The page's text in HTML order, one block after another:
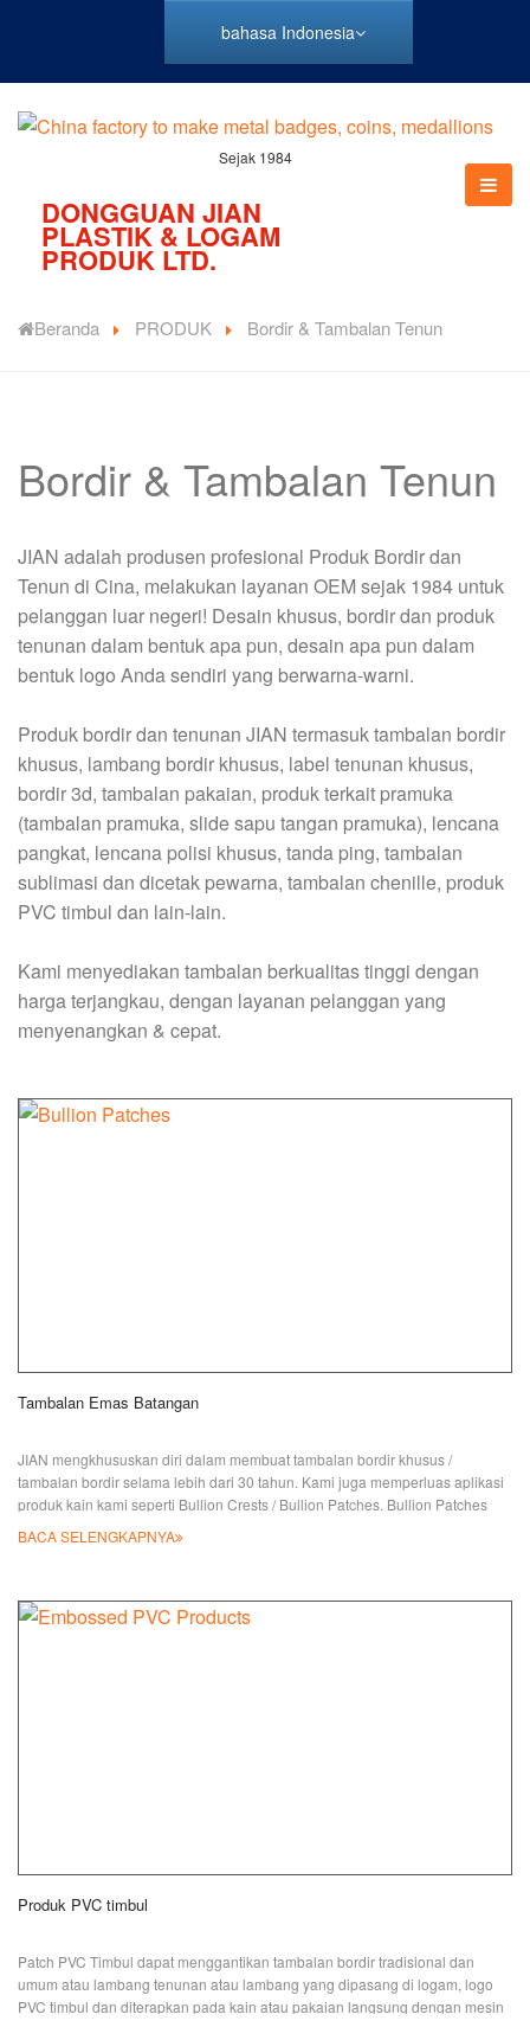
bahasa Indonesia
Sejak 1984
DONGGUAN JIAN
PLASTIK & LOGAM
PRODUK LTD.
Beranda PRODUK Bordir & Tambalan Tenun
Bordir & Tambalan Tenun
JIAN adalah produsen profesional Produk Bordir dan
Tenun di Cina, melakukan layanan OEM sejak 1984 untuk
pelanggan luar negeri! Desain khusus, bordir dan produk
tenunan dalam bentuk apa pun, desain apa pun dalam
bentuk logo Anda sendiri yang berwarna-warni.
Produk bordir dan tenunan JIAN termasuk tambalan bordir
khusus, lambang bordir khusus, label tenunan khusus,
bordir 3d, tambalan pakaian, produk terkait pramuka
(tambalan pramuka, slide sapu tangan pramuka), lencana
pangkat, lencana polisi khusus, tanda ping, tambalan
sublimasi dan dicetak pewarna, tambalan chenille, produk
PVC timbul dan lain-lain.
Kami menyediakan tambalan berkualitas tinggi dengan
harga terjangkau, dengan layanan pelanggan yang
menyenangkan & cepat.
Tambalan Emas Batangan
JIAN mengkhususkan diri dalam membuat tambalan bordir khusus /
tambalan bordir selama lebih dari 30 tahun. Kami juga memperluas aplikasi
produk kain kami seperti Bullion Crests / Bullion Patches. Bullion Patches
terbuat dari manik-manik kawat, sutra, beludru, dan bahan kain flanel, dan
BACA SELENGKAPNYA
Produk PVC timbul
Patch PVC Timbul dapat menggantikan tambalan bordir tradisional dan
umum atau lambang tenunan atau lambang yang dipasang di logam, logo
PVC timbul dan diterapkan pada kain atau pakaian langsung dengan mesin